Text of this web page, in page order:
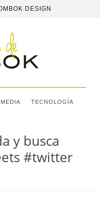
DESIGN
TECNOLOGÍA
y busca
#twitter